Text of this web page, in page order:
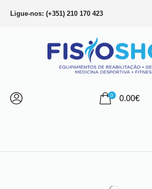
Ligue-nos: (+351) 210 170 423
0 0.00€